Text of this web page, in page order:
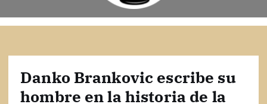
l
Campo Atrás - Tu web de baloncesto donde
mundo de la canasta. Crónicas, noticias,
artículos y fotos del mejor baloncesto
Danko Brankovic escribe su
hombre en la historia de la